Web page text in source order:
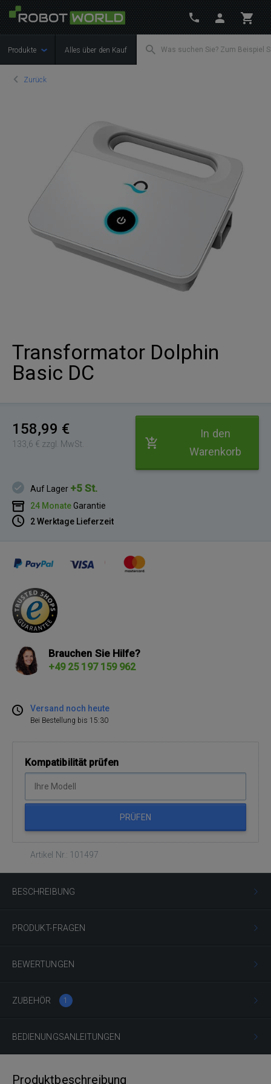
Produkte Alles über den Kauf
Zurück
Transformator Dolphin
Basic DC
158,99 €
133,6 € zzgl. MwSt.
In den
Warenkorb
Auf Lager +5 St.
24 MonateGarantie
2 Werktage Lieferzeit
Brauchen Sie Hilfe?
+49 25 197 159 962
Versand noch heute
Bei Bestellung bis 15:30
Kompatibilität prüfen
PRÜFEN
Artikel Nr.: 101497
BESCHREIBUNG
PRODUKT-FRAGEN
BEWERTUNGEN
ZUBEHÖR 1
BEDIENUNGSANLEITUNGEN
Produktbeschreibung